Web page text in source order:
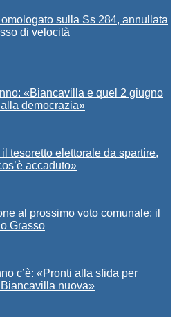
sulla Ss 284, annullata
di velocità
«Biancavilla e quel 2 giugno
democrazia»
tesoretto elettorale da spartire,
accaduto»
al prossimo voto comunale: il
Grasso
c’è: «Pronti alla sfida per
nuova»